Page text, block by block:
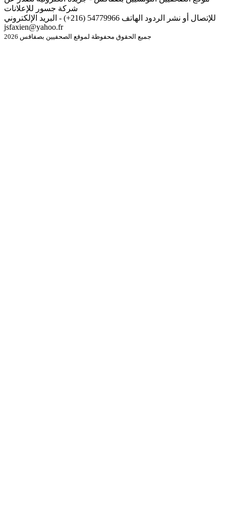
شركة جسور للإعلانات
للإتصال أو نشر الردود الهاتف 54779966 (216+) - البريد الإلكتروني
jsfaxien@yahoo.fr
جميع الحقوق محفوظة لموقع الصحفيين بصفاقس 2026